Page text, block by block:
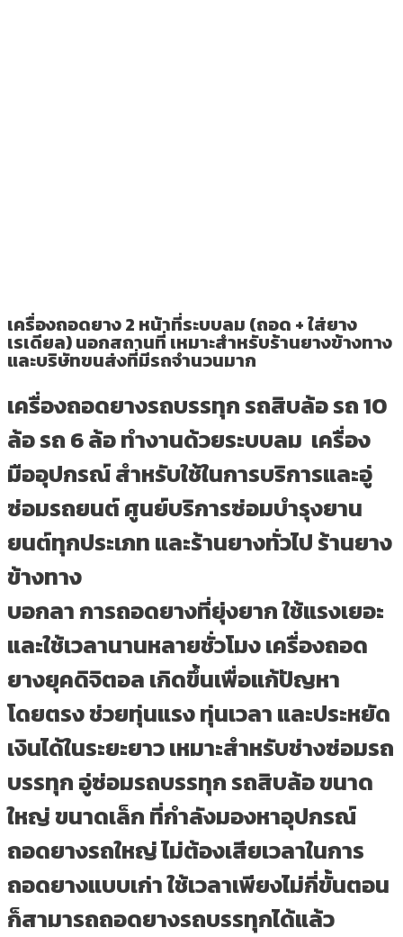
เครื่องถอดยาง 2 หน้าที่ระบบลม (ถอด + ใส่ยาง
เรเดียล) นอกสถานที่ เหมาะสำหรับร้านยางข้างทาง
และบริษัทขนส่งที่มีรถจำนวนมาก
เครื่องถอดยางรถบรรทุก รถสิบล้อ รถ 10
ล้อ รถ 6 ล้อ ทำงานด้วยระบบลม เครื่อง
มืออุปกรณ์ สำหรับใช้ในการบริการและอู่
ซ่อมรถยนต์ ศูนย์บริการซ่อมบำรุงยาน
ยนต์ทุกประเภท และร้านยางทั่วไป ร้านยาง
ข้างทาง
บอกลา การถอดยางที่ยุ่งยาก ใช้แรงเยอะ
และใช้เวลานานหลายชั่วโมง เครื่องถอด
ยางยุคดิจิตอล เกิดขึ้นเพื่อแก้ปัญหา
โดยตรง ช่วยทุ่นแรง ทุ่นเวลา และประหยัด
เงินได้ในระยะยาว เหมาะสำหรับช่างซ่อมรถ
บรรทุก อู่ซ่อมรถบรรทุก รถสิบล้อ ขนาด
ใหญ่ ขนาดเล็ก ที่กำลังมองหาอุปกรณ์
ถอดยางรถใหญ่ ไม่ต้องเสียเวลาในการ
ถอดยางแบบเก่า ใช้เวลาเพียงไม่กี่ขั้นตอน
ก็สามารถถอดยางรถบรรทุกได้แล้ว